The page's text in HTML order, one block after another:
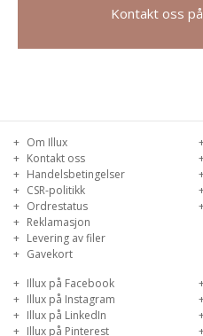
Kontakt oss på
Om Illux
Kontakt oss
Handelsbetingelser
CSR-politikk
Ordrestatus
Reklamasjon
Levering av filer
Gavekort
Illux på Facebook
Illux på Instagram
Illux på LinkedIn
Illux på Pinterest